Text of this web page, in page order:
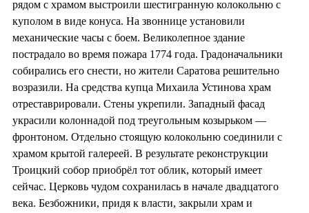
рядом с храмом выстроили шестигранную колокольню с
куполом в виде конуса. На звоннице установили
механические часы с боем. Великолепное здание
пострадало во время пожара 1774 года. Градоначальники
собирались его снести, но жители Саратова решительно
возразили. На средства купца Михаила Устинова храм
отреставрировали. Стены укрепили. Западный фасад
украсили колоннадой под треугольным козырьком —
фронтоном. Отдельно стоящую колокольню соединили с
храмом крытой галереей. В результате реконструкции
Троицкий собор приобрёл тот облик, который имеет
сейчас. Церковь чудом сохранилась в начале двадцатого
века. Безбожники, придя к власти, закрыли храм и